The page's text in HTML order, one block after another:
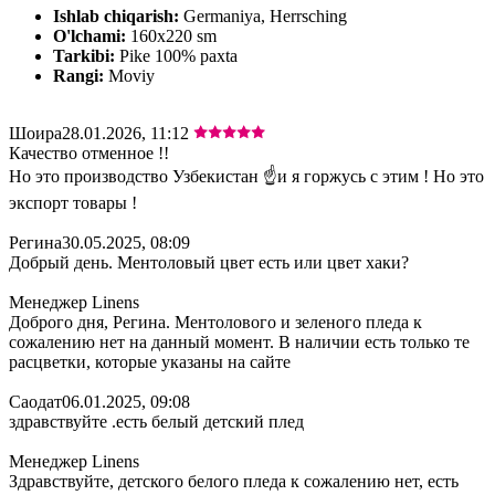
Ishlab chiqarish: Germaniya, Herrsching
O'lchami: 160х220 sm
Tarkibi: Pike 100% paxta
Rangi: Moviy
Шоира28.01.2026, 11:12
Качество отменное !!
Но это производство Узбекистан ☝️и я горжусь с этим ! Но это
экспорт товары !
Регина30.05.2025, 08:09
Добрый день. Ментоловый цвет есть или цвет хаки?
Менеджер Linens
Доброго дня, Регина. Ментолового и зеленого пледа к
сожалению нет на данный момент. В наличии есть только те
расцветки, которые указаны на сайте
Саодат06.01.2025, 09:08
здравствуйте .есть белый детский плед
Менеджер Linens
Здравствуйте, детского белого пледа к сожалению нет, есть